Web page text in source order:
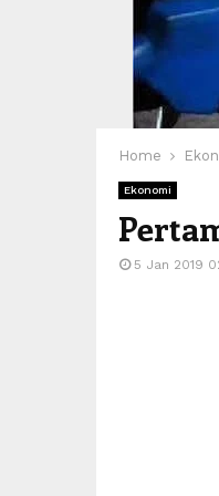
Home
Ekonomi
5 Jan 2019